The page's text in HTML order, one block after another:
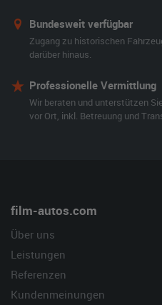
Bundesweit verfügbar
Zugang zu historischen
darüber hinaus.
Professionelle Vermittlung
Wir beraten und unterstützen
vor Ort, inkl. Betreuung und
film-autos.com
Über uns
Leistungen
Referenzen
Kundenmeinungen